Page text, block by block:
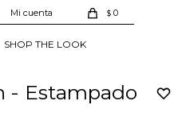
SHOP THE LOOK
$ 0
- Estampado